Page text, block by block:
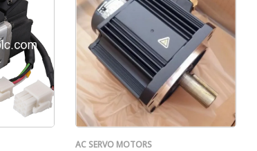
AC SERVO MOTORS